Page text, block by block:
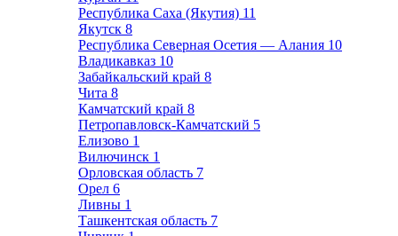
Республика Саха (Якутия) 11
Якутск 8
Республика Северная Осетия — Алания 10
Владикавказ 10
Забайкальский край 8
Чита 8
Камчатский край 8
Петропавловск-Камчатский 5
Елизово 1
Вилючинск 1
Орловская область 7
Орел 6
Ливны 1
Ташкентская область 7